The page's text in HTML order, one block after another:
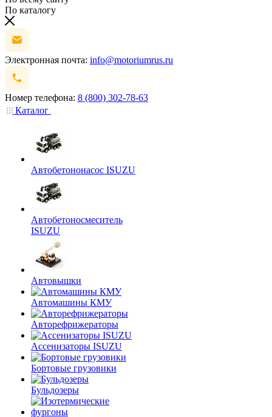
По каталогу
Электронная почта: info@motoriumrus.ru
Номер телефона: 8 (800) 302-78-63
Каталог
Автобетононасос ISUZU
Автобетоносмеситель
ISUZU
Автовышки
Автомашины КМУ
Авторефрижераторы
Ассенизаторы ISUZU
Бортовые грузовики
Бульдозеры